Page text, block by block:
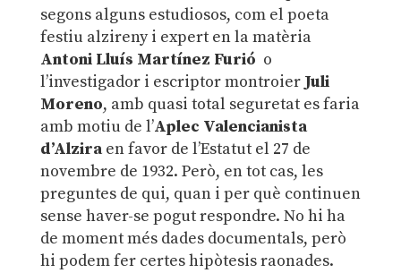
segons alguns estudiosos, com el poeta
festiu alzireny i expert en la matèria
Antoni Lluís Martínez Furió o
l’investigador i escriptor montroier Juli
Moreno, amb quasi total seguretat es faria
amb motiu de l’Aplec Valencianista
d’Alziraen favor de l’Estatut el 27 de
novembre de 1932. Però, en tot cas, les
preguntes de qui, quan i per què continuen
sense haver-se pogut respondre. No hi ha
de moment més dades documentals, però
hi podem fer certes hipòtesis raonades.